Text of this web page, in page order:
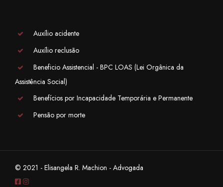
Auxílio acidente
Auxílio reclusão
Beneficio Assistencial - BPC LOAS (Lei Orgânica da
Assistência Social)
Benefícios por Incapacidade Temporária e Permanente
Pensão por morte
© 2021 - Elisangela R. Machion - Advogada